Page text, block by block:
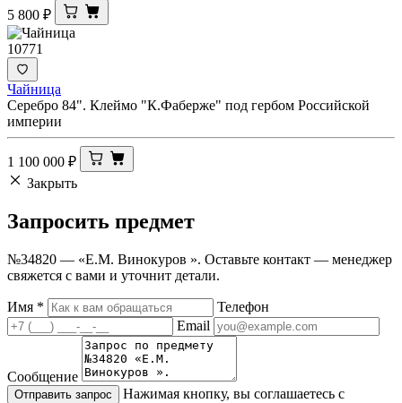
5 800 ₽
10771
Чайница
Серебро 84". Клеймо "К.Фаберже" под гербом Российской
империи
1 100 000 ₽
Закрыть
Запросить предмет
№34820 — «Е.М. Винокуров ». Оставьте контакт — менеджер
свяжется с вами и уточнит детали.
Имя *
Телефон
Email
Сообщение
Отправить запрос
Нажимая кнопку, вы соглашаетесь с